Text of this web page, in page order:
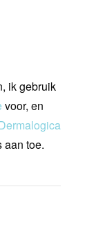
ik gebruik
voor, en
toe.